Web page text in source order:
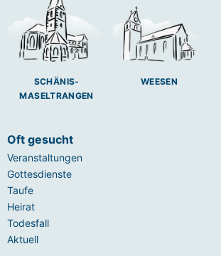
SCHÄNIS-
MASELTRANGEN
WEESEN
Oft gesucht
Veranstaltungen
Gottesdienste
Taufe
Heirat
Todesfall
Aktuell